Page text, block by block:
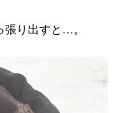
り出すと…。